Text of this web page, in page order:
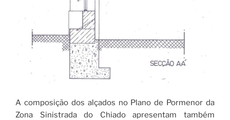
A composição dos alçados no Plano de Pormenor da
Zona Sinistrada do Chiado apresentam também